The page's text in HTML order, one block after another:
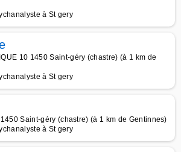
à St gery
10 1450 Saint-géry (chastre) (à 1 km de
à St gery
Saint-géry (chastre) (à 1 km de Gentinnes)
à St gery